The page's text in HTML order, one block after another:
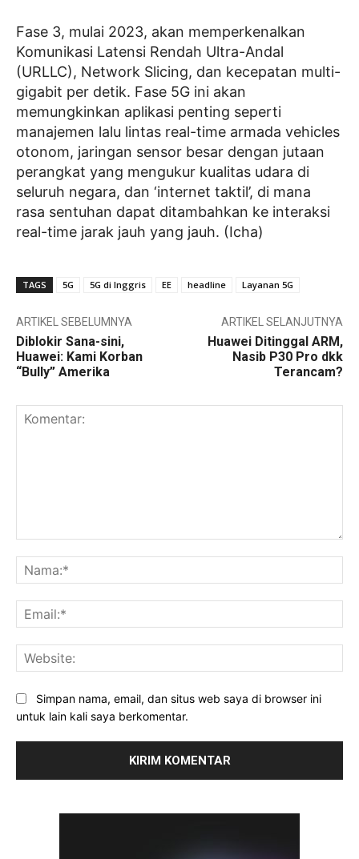
Fase 3, mulai 2023, akan memperkenalkan
Komunikasi Latensi Rendah Ultra-Andal
(URLLC), Network Slicing, dan kecepatan multi-
gigabit per detik. Fase 5G ini akan
memungkinkan aplikasi penting seperti
manajemen lalu lintas real-time armada vehicles
otonom, jaringan sensor besar dengan jutaan
perangkat yang mengukur kualitas udara di
seluruh negara, dan ‘internet taktil’, di mana
rasa sentuhan dapat ditambahkan ke interaksi
real-time jarak jauh yang jauh. (Icha)
TAGS 5G 5G di Inggris EE headline Layanan 5G
ARTIKEL SEBELUMNYA
Diblokir Sana-sini,
Huawei: Kami Korban
“Bully” Amerika
ARTIKEL SELANJUTNYA
Huawei Ditinggal ARM,
Nasib P30 Pro dkk
Terancam?
Simpan nama, email, dan situs web saya di browser ini
untuk lain kali saya berkomentar.